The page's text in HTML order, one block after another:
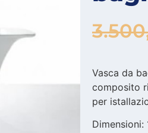
Vasca da
composito
per